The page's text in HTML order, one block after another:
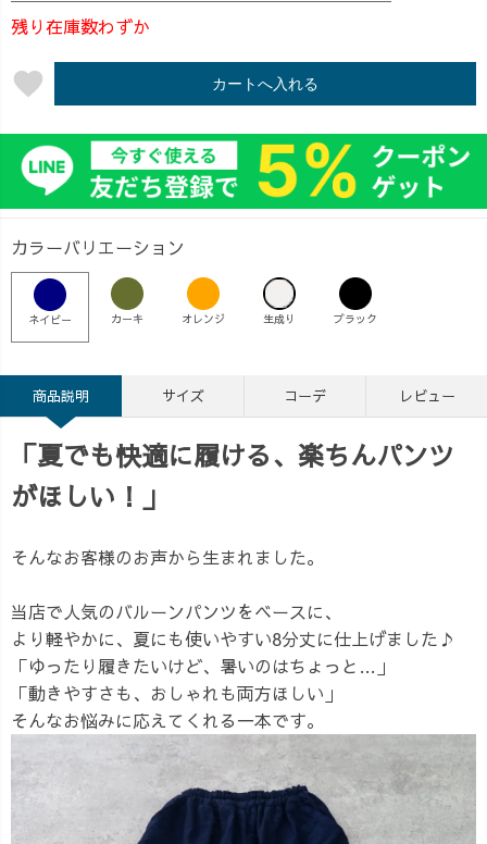
残り在庫数わずか
favorite カートへ入れる
カラーバリエーション
ネイビー カーキ オレンジ 生成り ブラック
商品説明 サイズ コーデ レビュー
「夏でも快適に履ける、楽ちんパンツ
がほしい！」
そんなお客様のお声から生まれました。
当店で人気のバルーンパンツをベースに、
より軽やかに、夏にも使いやすい8分丈に仕上げました♪
「ゆったり履きたいけど、暑いのはちょっと…」
「動きやすさも、おしゃれも両方ほしい」
そんなお悩みに応えてくれる一本です。